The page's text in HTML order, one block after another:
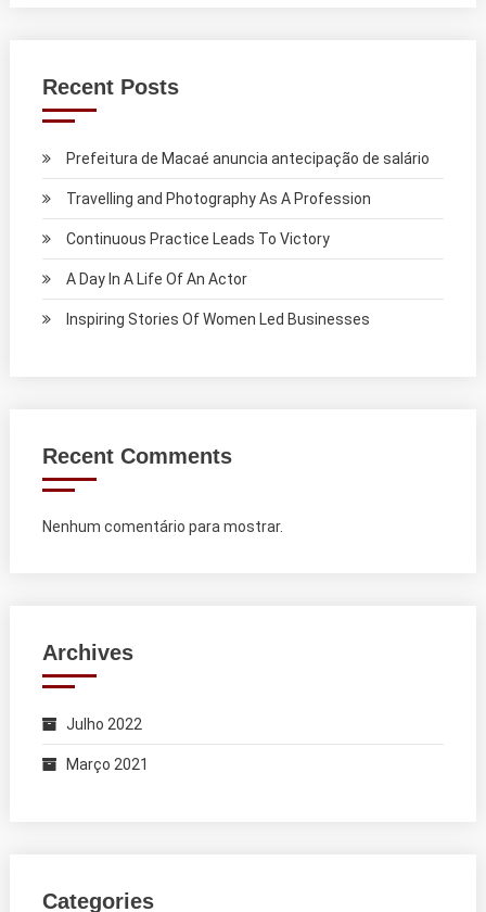
Recent Posts
Prefeitura de Macaé anuncia antecipação de salário
Travelling and Photography As A Profession
Continuous Practice Leads To Victory
A Day In A Life Of An Actor
Inspiring Stories Of Women Led Businesses
Recent Comments
Nenhum comentário para mostrar.
Archives
Julho 2022
Março 2021
Categories